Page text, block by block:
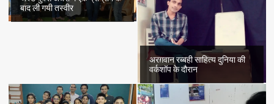
बाद ली गयी तस्वीर
अरग़वान रब्बही साहित्य दुनिया की
वर्कशॉप के दौरान